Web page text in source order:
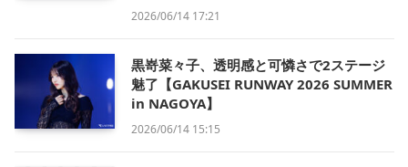
2026/06/14 17:21
黒嵜菜々子、透明感と可憐さで2ステージ
魅了【GAKUSEI RUNWAY 2026 SUMMER
in NAGOYA】
2026/06/14 15:15